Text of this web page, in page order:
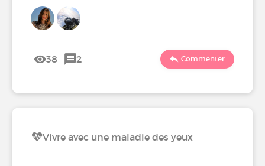
38 2 Commenter
Vivre avec une maladie des yeux